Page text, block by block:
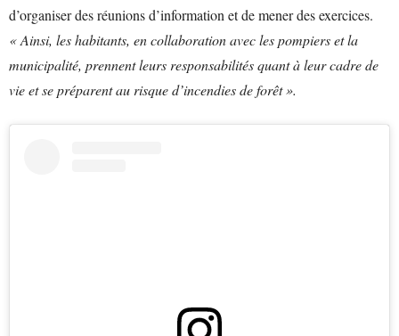
d’organiser des réunions d’information et de mener des exercices.
« Ainsi, les habitants, en collaboration avec les pompiers et la
municipalité, prennent leurs responsabilités quant à leur cadre de
vie et se préparent au risque d’incendies de forêt ».